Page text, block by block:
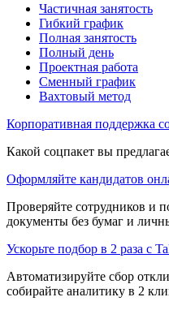
Частичная занятость
Гибкий график
Полная занятость
Полный день
Проектная работа
Сменный график
Вахтовый метод
Корпоративная поддержка
Какой соцпакет вы
Оформляйте кандидатов
Проверяйте сотрудников и
документы без бумаг и
Ускорьте подбор в 2 раза с
Автоматизируйте сбор
собирайте аналитику в 2